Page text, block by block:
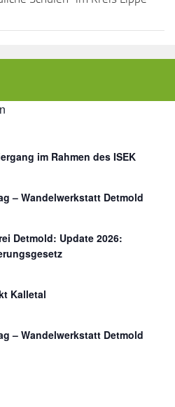
im Rahmen des ISEK
– Wandelwerkstatt Detmold
Detmold: Update 2026:
Kalletal
– Wandelwerkstatt Detmold